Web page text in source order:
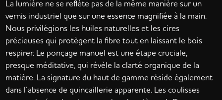
La lumière ne se reflète pas de la même manière sur un
vernis industriel que sur une essence magnifiée à la main.
Nous privilégions les huiles naturelles et les cires
précieuses qui protègent la fibre tout en laissant le bois
respirer. Le ponçage manuel est une étape cruciale,
presque méditative, qui révèle la clarté organique de la
matière. La signature du haut de gamme réside également
dans l’absence de quincaillerie apparente. Les coulisses